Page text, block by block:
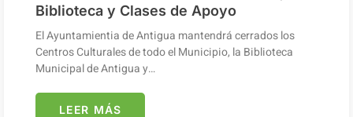
Biblioteca y Clases de Apoyo
El Ayuntamientia de Antigua mantendrá cerrados los
Centros Culturales de todo el Municipio, la Biblioteca
Municipal de Antigua y…
LEER MÁS